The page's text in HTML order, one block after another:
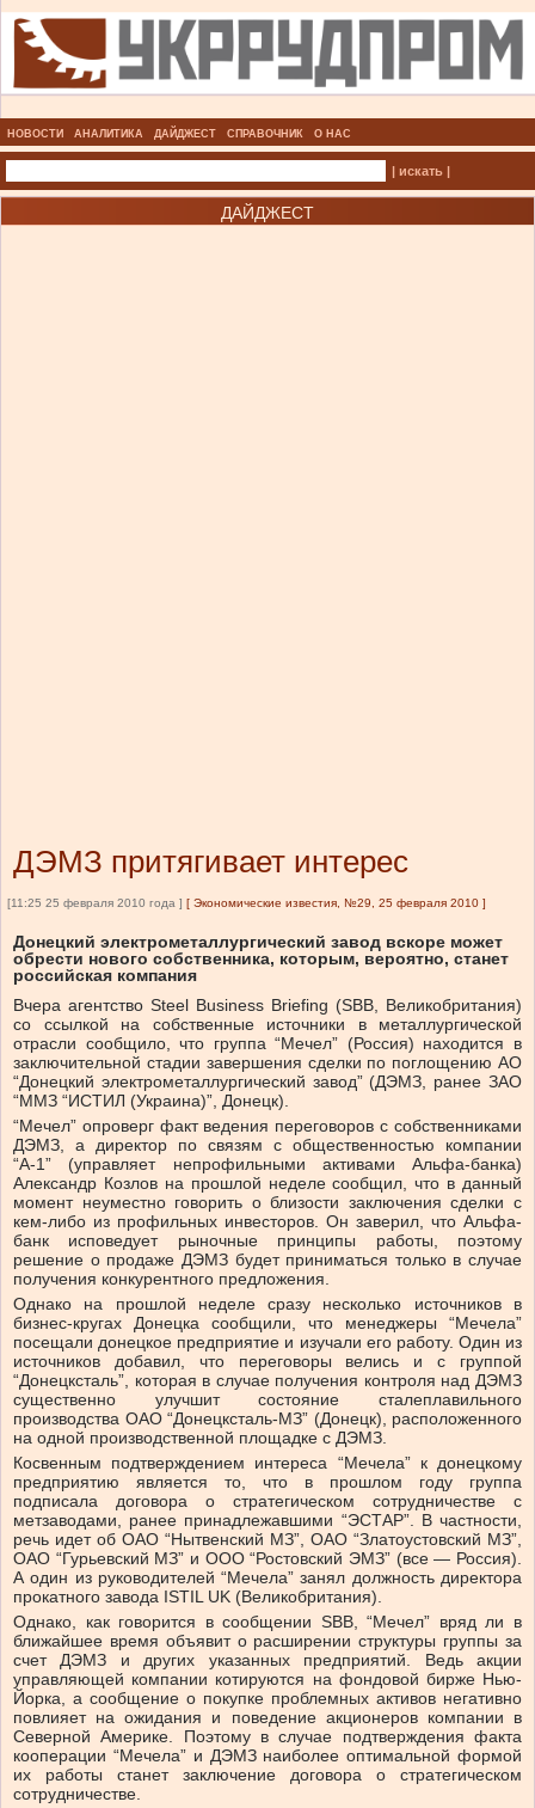
НОВОСТИ АНАЛИТИКА ДАЙДЖЕСТ СПРАВОЧНИК О НАС
| искать |
ДАЙДЖЕСТ
ДЭМЗ притягивает интерес
[11:25 25 февраля 2010 года ] [ Экономические известия, №29, 25 февраля 2010 ]
Донецкий электрометаллургический завод вскоре может
обрести нового собственника, которым, вероятно, станет
российская компания
Вчера агентство Steel Business Briefing (SBB, Великобритания)
со ссылкой на собственные источники в металлургической
отрасли сообщило, что группа “Мечел” (Россия) находится в
заключительной стадии завершения сделки по поглощению АО
“Донецкий электрометаллургический завод” (ДЭМЗ, ранее ЗАО
“ММЗ “ИСТИЛ (Украина)”, Донецк).
“Мечел” опроверг факт ведения переговоров с собственниками
ДЭМЗ, а директор по связям с общественностью компании
“А-1” (управляет непрофильными активами Альфа-банка)
Александр Козлов на прошлой неделе сообщил, что в данный
момент неуместно говорить о близости заключения сделки с
кем-либо из профильных инвесторов. Он заверил, что Альфа-
банк исповедует рыночные принципы работы, поэтому
решение о продаже ДЭМЗ будет приниматься только в случае
получения конкурентного предложения.
Однако на прошлой неделе сразу несколько источников в
бизнес-кругах Донецка сообщили, что менеджеры “Мечела”
посещали донецкое предприятие и изучали его работу. Один из
источников добавил, что переговоры велись и с группой
“Донецксталь”, которая в случае получения контроля над ДЭМЗ
существенно улучшит состояние сталеплавильного
производства ОАО “Донецксталь-МЗ” (Донецк), расположенного
на одной производственной площадке с ДЭМЗ.
Косвенным подтверждением интереса “Мечела” к донецкому
предприятию является то, что в прошлом году группа
подписала договора о стратегическом сотрудничестве с
метзаводами, ранее принадлежавшими “ЭСТАР”. В частности,
речь идет об ОАО “Нытвенский МЗ”, ОАО “Златоустовский МЗ”,
ОАО “Гурьевский МЗ” и ООО “Ростовский ЭМЗ” (все — Россия).
А один из руководителей “Мечела” занял должность директора
прокатного завода ISTIL UK (Великобритания).
Однако, как говорится в сообщении SBB, “Мечел” вряд ли в
ближайшее время объявит о расширении структуры группы за
счет ДЭМЗ и других указанных предприятий. Ведь акции
управляющей компании котируются на фондовой бирже Нью-
Йорка, а сообщение о покупке проблемных активов негативно
повлияет на ожидания и поведение акционеров компании в
Северной Америке. Поэтому в случае подтверждения факта
кооперации “Мечела” и ДЭМЗ наиболее оптимальной формой
их работы станет заключение договора о стратегическом
сотрудничестве.